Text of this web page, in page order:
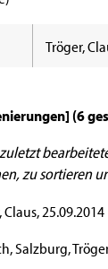
Tröger,
(6
zu sortieren
25.09.2014
Salzburg,